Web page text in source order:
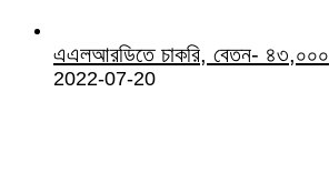
এএলআরডিতে চাকরি, বেতন- ৪৩,০০০
2022-07-20